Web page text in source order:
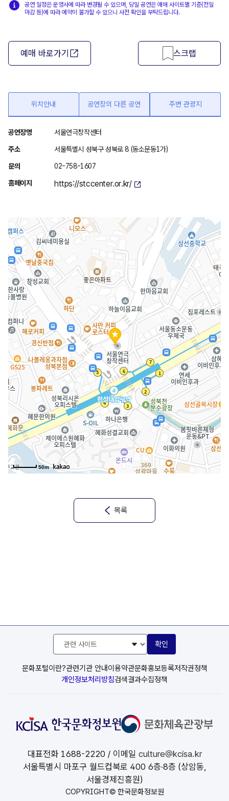
공연 일정은 운영사에 따라 변경될 수 있으며, 당일 공연은 예매 사이트별 기준(전일
마감 등)에 따라 예약이 불가할 수 있으니 사전 확인을 부탁드립니다.
예매 바로가기 스크랩
위치안내 공연장의 다른 공연 주변 관광지
위
치
안
공연장명 서울연극창작센터
주소 서울특별시 성북구 성북로 8 (동소문동1가)
문의 02-758-1607
홈페이지 https://stccenter.or.kr/
50m
목록
문화포털이란?관련기관 안내이용약관문화홍보등록저작권정책
개인정보처리방침검색결과수집정책
관
사
이
트
확인
대표전화 1688-2220 / 이메일 culture@kcisa.kr
서울특별시 마포구 월드컵북로 400 6층·8층 (상암동,
서울경제진흥원)
COPYRIGHT© 한국문화정보원